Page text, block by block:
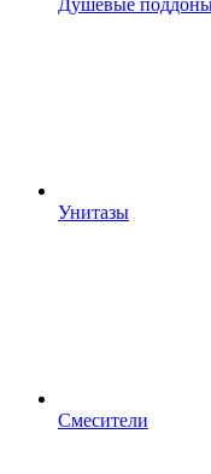
Душевые
Унитазы
Смесители